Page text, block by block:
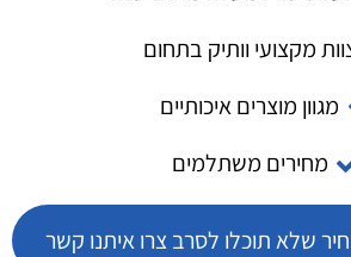
מקצועי וותיק בתחום
מגוון מוצרים איכותיים
מחירים משתלמים
שלא תוכלו לסרב צרו איתנו קשר